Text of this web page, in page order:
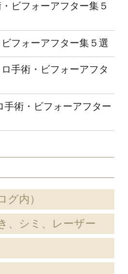
ビフォーアフター集５
フォーアフター集５選
手術・ビフォーアフタ
手術・ビフォーアフター
グ内）
、シミ、レーザー